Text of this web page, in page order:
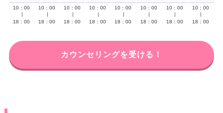
10：00
18：00
10：00
18：00
10：00
18：00
10：00
18：00
10：00
18：00
10：00
18：00
10：00
18：00
10：00
18：00
カウンセリングを受ける！